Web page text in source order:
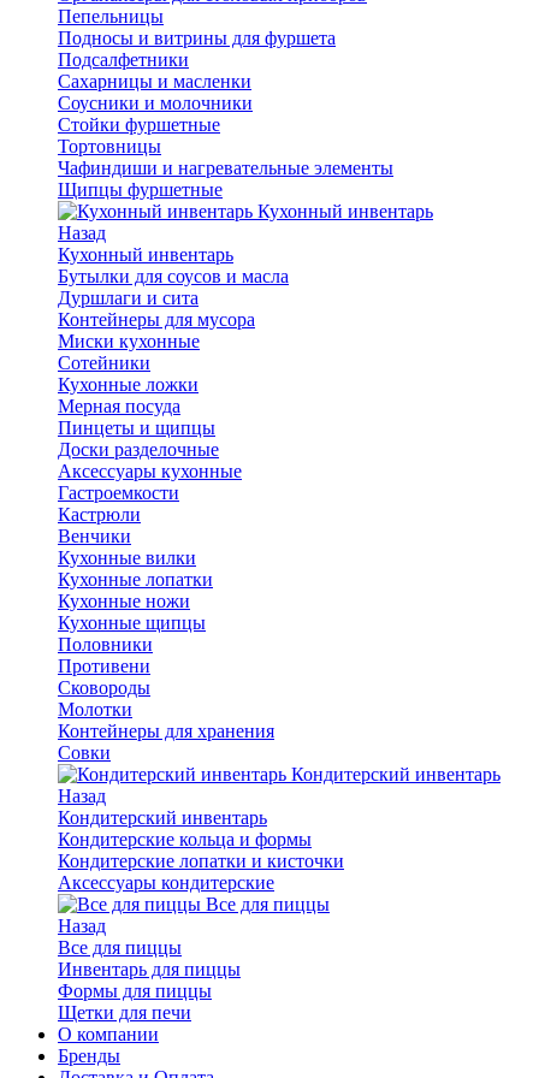
Пепельницы
Подносы и витрины для фуршета
Подсалфетники
Сахарницы и масленки
Соусники и молочники
Стойки фуршетные
Тортовницы
Чафиндиши и нагревательные элементы
Щипцы фуршетные
Кухонный инвентарь
Назад
Кухонный инвентарь
Бутылки для соусов и масла
Дуршлаги и сита
Контейнеры для мусора
Миски кухонные
Сотейники
Кухонные ложки
Мерная посуда
Пинцеты и щипцы
Доски разделочные
Аксессуары кухонные
Гастроемкости
Кастрюли
Венчики
Кухонные вилки
Кухонные лопатки
Кухонные ножи
Кухонные щипцы
Половники
Противени
Сковороды
Молотки
Контейнеры для хранения
Совки
Кондитерский инвентарь
Назад
Кондитерский инвентарь
Кондитерские кольца и формы
Кондитерские лопатки и кисточки
Аксессуары кондитерские
Все для пиццы
Назад
Все для пиццы
Инвентарь для пиццы
Формы для пиццы
Щетки для печи
О компании
Бренды